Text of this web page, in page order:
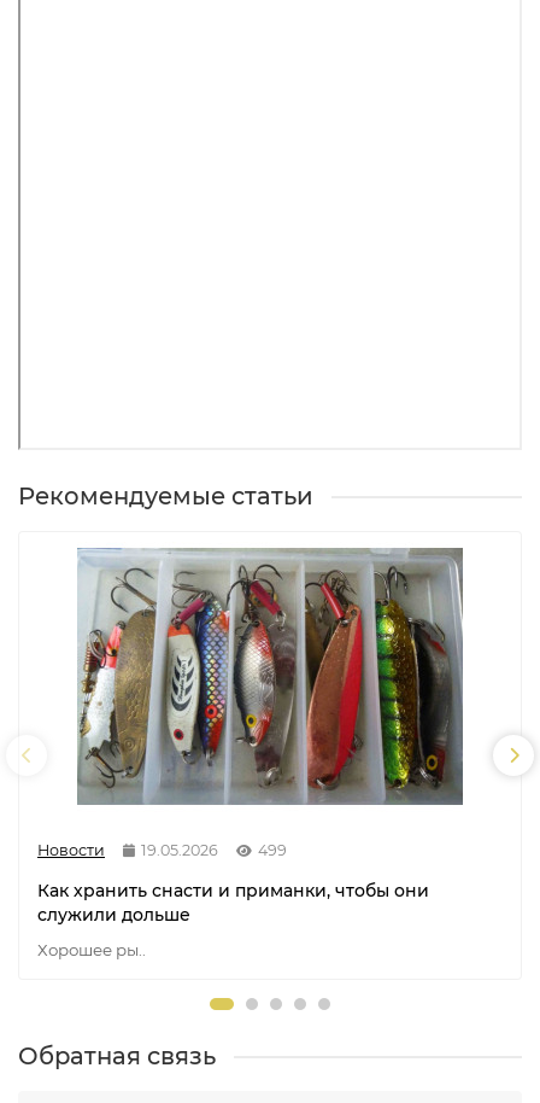
Рекомендуемые статьи
Новости 19.05.2026 499
Как хранить снасти и приманки, чтобы они
служили дольше
Хорошее ры..
Обратная связь